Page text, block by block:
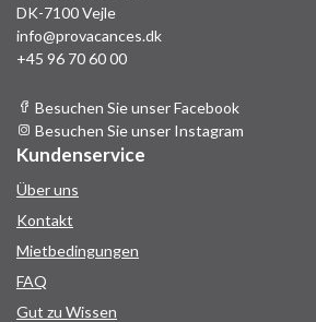
DK-7100 Vejle
info@provacances.dk
+45 96 70 60 00
Besuchen Sie unser Facebook
Besuchen Sie unser Instagram
Kundenservice
Über uns
Kontakt
Mietbedingungen
FAQ
Gut zu Wissen